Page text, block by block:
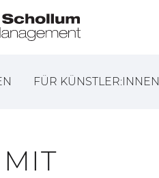
FÜR KÜNSTLER:INNEN